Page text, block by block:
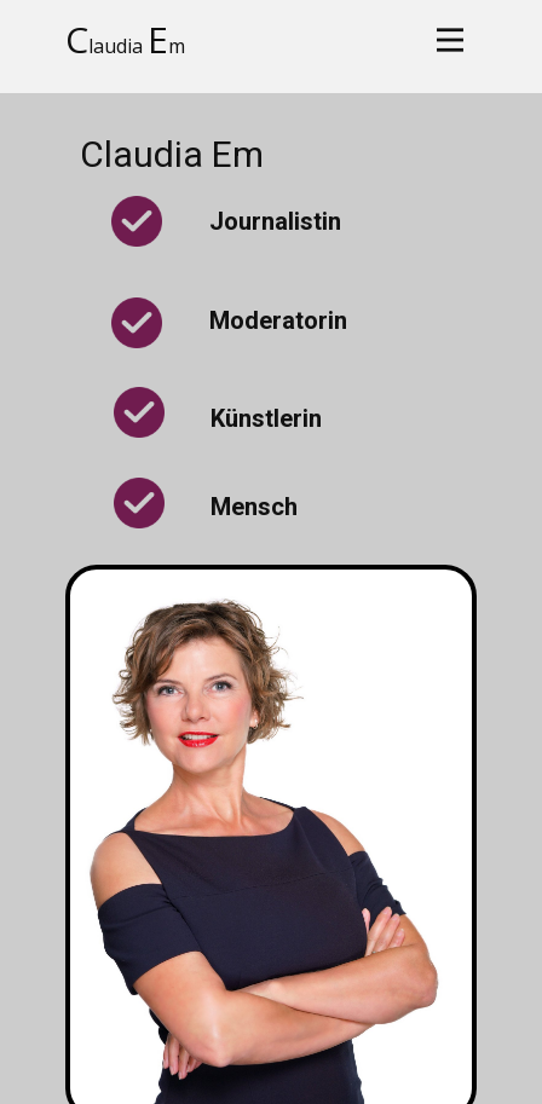
Claudia Em
Claudia Em
Journalistin
Moderatorin
Künstlerin
Mensch